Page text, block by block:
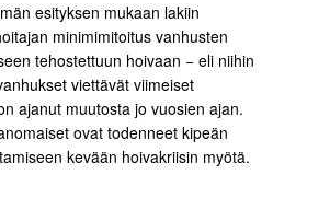
esityksen mukaan lakiin
minimimitoitus vanhusten
tehostettuun hoivaan − eli niihin
viettävät viimeiset
ajanut muutosta jo vuosien ajan.
ovat todenneet kipeän
kevään hoivakriisin myötä.